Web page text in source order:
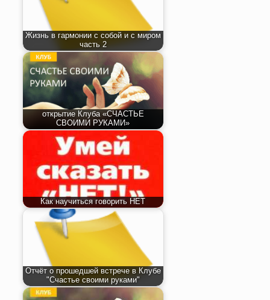
Жизнь в гармонии с собой и с миром
часть 2
открытие Клуба «СЧАСТЬЕ
СВОИМИ РУКАМИ»
Как научиться говорить НЕТ
Отчёт о прошедшей встрече в Клубе
"Счастье своими руками"